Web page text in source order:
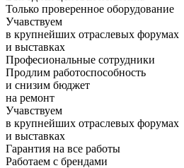
Только проверенное оборудование
Учавствуем
в крупнейших отраслевых форумах
и выставках
Професиональные сотрудники
Продлим работоспособность
и снизим бюджет
на ремонт
Учавствуем
в крупнейших отраслевых форумах
и выставках
Гарантия на все работы
Работаем с брендами